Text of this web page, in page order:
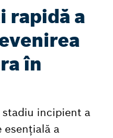
rapidă a
în
stadiu incipient a
esențială a